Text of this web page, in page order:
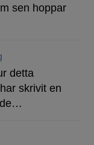
sen hoppar
detta
skrivit en